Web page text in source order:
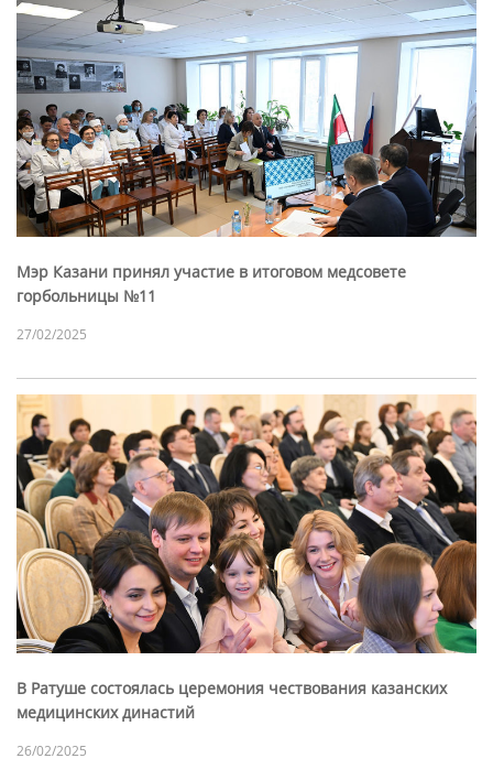
Мэр Казани принял участие в итоговом медсовете
горбольницы №11
27/02/2025
В Ратуше состоялась церемония чествования казанских
медицинских династий
26/02/2025